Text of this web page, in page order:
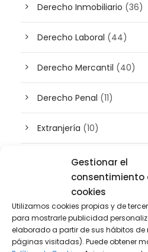
Gestionar el
consentimiento
cookies
Utilizamos cookies propias y de
para mostrarle publicidad
elaborado a partir de sus hábitos
páginas visitadas). Puede obtener
Derecho Inmobiliario (36)
Derecho Laboral (44)
Derecho Mercantil (40)
Derecho Penal (11)
Extranjería (10)
Inteligencia artificial (3)
Patrimonio(5)
Plusvalía(2)
Prensa (2)